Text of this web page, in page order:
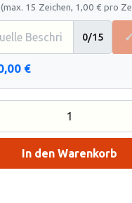
(max. 15 Zeichen, 1,00 € pro
0/15
€
Gib den
In den Warenkorb